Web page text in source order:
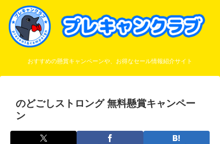
おすすめの懸賞キャンペーンや、お得なセール情報紹介サイト
のどごしストロング 無料懸賞キャンペー
ン